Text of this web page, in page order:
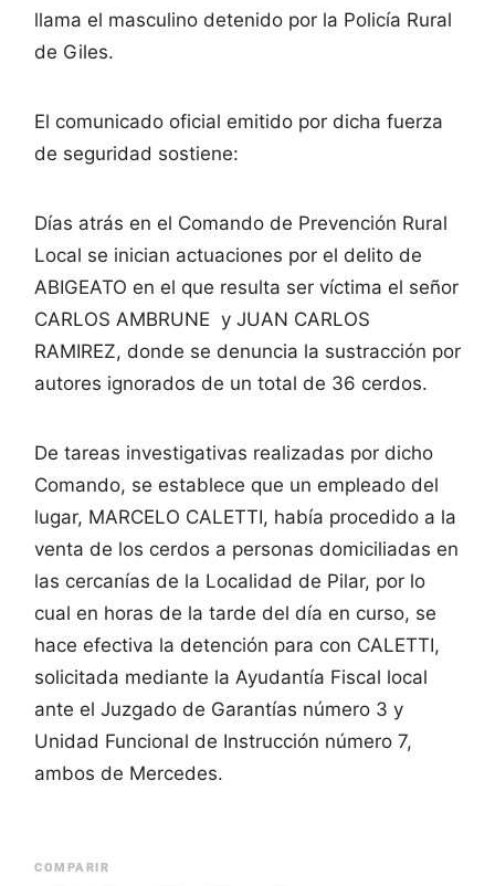
llama el masculino detenido por la Policía Rural
de Giles.
El comunicado oficial emitido por dicha fuerza
de seguridad sostiene:
Días atrás en el Comando de Prevención Rural
Local se inician actuaciones por el delito de
ABIGEATO en el que resulta ser víctima el señor
CARLOS AMBRUNE y JUAN CARLOS
RAMIREZ, donde se denuncia la sustracción por
autores ignorados de un total de 36 cerdos.
De tareas investigativas realizadas por dicho
Comando, se establece que un empleado del
lugar, MARCELO CALETTI, había procedido a la
venta de los cerdos a personas domiciliadas en
las cercanías de la Localidad de Pilar, por lo
cual en horas de la tarde del día en curso, se
hace efectiva la detención para con CALETTI,
solicitada mediante la Ayudantía Fiscal local
ante el Juzgado de Garantías número 3 y
Unidad Funcional de Instrucción número 7,
ambos de Mercedes.
COMPARIR